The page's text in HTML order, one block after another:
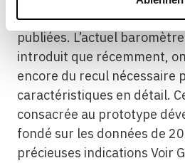
corrections ultérieures des
publiées. L’actuel
introduit que récemment,
encore du recul nécessaire
caractéristiques en détail.
consacrée au prototype
fondé sur les données de
précieuses indications Voir